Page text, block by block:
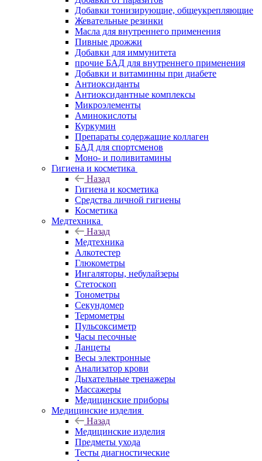
Добавки тонизирующие, общеукрепляющие
Жевательные резинки
Масла для внутреннего применения
Пивные дрожжи
Добавки для иммунитета
прочие БАД для внутреннего применения
Добавки и витаминны при диабете
Антиоксиданты
Антиоксидантные комплексы
Микроэлементы
Аминокислоты
Куркумин
Препараты содержащие коллаген
БАД для спортсменов
Моно- и поливитамины
Гигиена и косметика
Назад
Гигиена и косметика
Средства личной гигиены
Косметика
Медтехника
Назад
Медтехника
Алкотестер
Глюкометры
Ингаляторы, небулайзеры
Стетоскоп
Тонометры
Секундомер
Термометры
Пульсоксиметр
Часы песочные
Ланцеты
Весы электронные
Анализатор крови
Дыхательные тренажеры
Массажеры
Медицинские приборы
Медицинские изделия
Назад
Медицинские изделия
Предметы ухода
Тесты диагностические